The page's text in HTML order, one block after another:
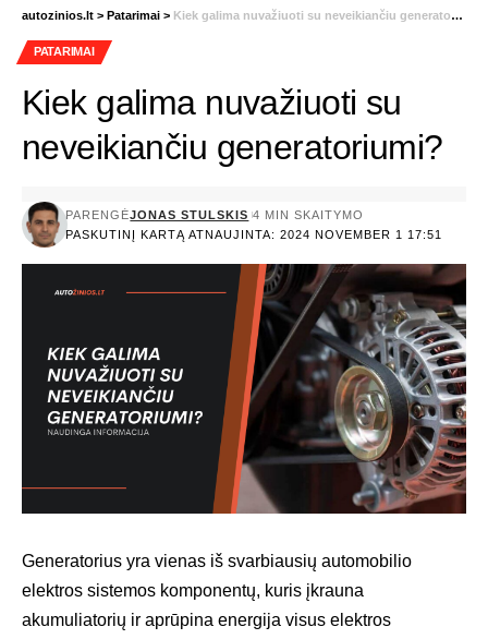
autozinios.lt > Patarimai > Kiek galima nuvažiuoti su neveikiančiu generatoriumi?
PATARIMAI
Kiek galima nuvažiuoti su
neveikiančiu generatoriumi?
PASKUTINĮ KARTĄ ATNAUJINTA: 2024 NOVEMBER 1 17:51
PARENGĖJONAS STULSKIS 4 MIN SKAITYMO
Generatorius yra vienas iš svarbiausių automobilio
elektros sistemos komponentų, kuris įkrauna
akumuliatorių ir aprūpina energija visus elektros